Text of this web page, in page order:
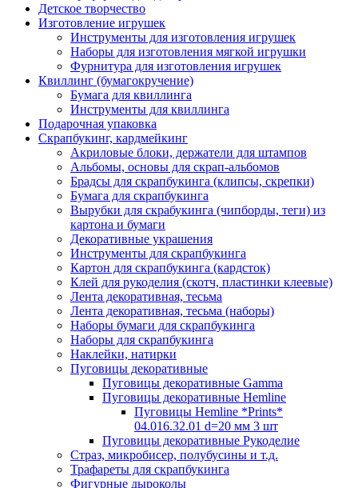
Детское творчество
Изготовление игрушек
Инструменты для изготовления игрушек
Наборы для изготовления мягкой игрушки
Фурнитура для изготовления игрушек
Квиллинг (бумагокручение)
Бумага для квиллинга
Инструменты для квиллинга
Подарочная упаковка
Скрапбукинг, кардмейкинг
Акриловые блоки, держатели для штампов
Альбомы, основы для скрап-альбомов
Брадсы для скрапбукинга (клипсы, скрепки)
Бумага для скрапбукинга
Вырубки для скрабукинга (чипборды, теги) из
картона и бумаги
Декоративные украшения
Инструменты для скрапбукинга
Картон для скрапбукинга (кардсток)
Клей для рукоделия (скотч, пластинки клеевые)
Лента декоративная, тесьма
Лента декоративная, тесьма (наборы)
Наборы бумаги для скрапбукинга
Наборы для скрапбукинга
Наклейки, натирки
Пуговицы декоративные
Пуговицы декоративные Gamma
Пуговицы декоративные Hemline
Пуговицы Hemline *Prints*
04.016.32.01 d=20 мм 3 шт
Пуговицы декоративные Рукоделие
Страз, микробисер, полубусины и т.д.
Трафареты для скрапбукинга
Фигурные дыроколы